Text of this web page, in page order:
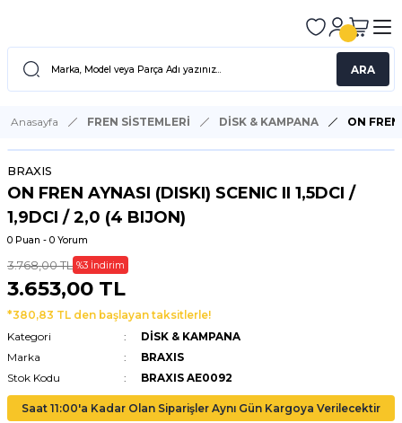
ARA
Anasayfa FREN SİSTEMLERİ DİSK & KAMPANA ON
BRAXIS
ON FREN AYNASI (DISKI) SCENIC II 1,5DCI /
1,9DCI / 2,0 (4 BIJON)
0 Puan - 0 Yorum
3.768,00 TL %3 İndirim
3.653,00 TL
*380,83 TL den başlayan taksitlerle!
Kategori
DİSK & KAMPANA
Marka
BRAXIS
Stok Kodu
BRAXIS AE0092
Saat 11:00'a Kadar Olan Siparişler Aynı Gün Kargoya Verilecektir